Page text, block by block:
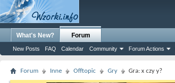
What's New? Forum
New Posts FAQ Calendar Community Forum Actions
Forum Inne Offtopic Gry Gra: x czy y?